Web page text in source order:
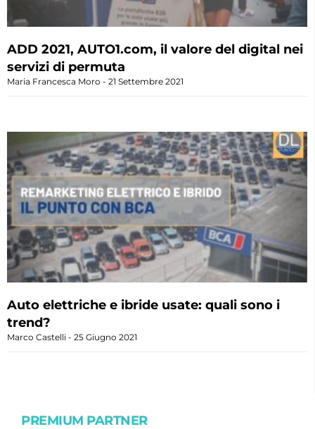
ADD 2021, AUTO1.com, il valore del digital nei
servizi di permuta
Maria Francesca Moro 21 Settembre 2021
Auto elettriche e ibride usate: quali sono i
trend?
Marco Castelli 25 Giugno 2021
PREMIUM PARTNER